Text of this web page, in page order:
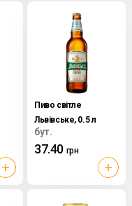
Пиво світле
Львівське, 0.5 л
бут.
37.40 грн